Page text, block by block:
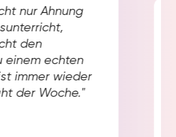
nur Ahnung
den
einem echten
immer wieder
der Woche."